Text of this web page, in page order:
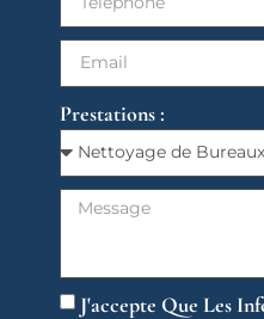
Prestations :
J'accepte Que Les